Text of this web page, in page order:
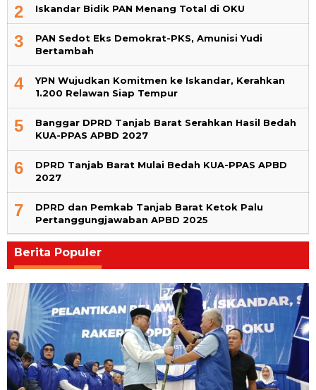
2 Iskandar Bidik PAN Menang Total di OKU
3
PAN Sedot Eks Demokrat-PKS, Amunisi Yudi
Bertambah
4
YPN Wujudkan Komitmen ke Iskandar, Kerahkan
1.200 Relawan Siap Tempur
5
Banggar DPRD Tanjab Barat Serahkan Hasil Bedah
KUA-PPAS APBD 2027
6
DPRD Tanjab Barat Mulai Bedah KUA-PPAS APBD
2027
7
DPRD dan Pemkab Tanjab Barat Ketok Palu
Pertanggungjawaban APBD 2025
Berita Populer